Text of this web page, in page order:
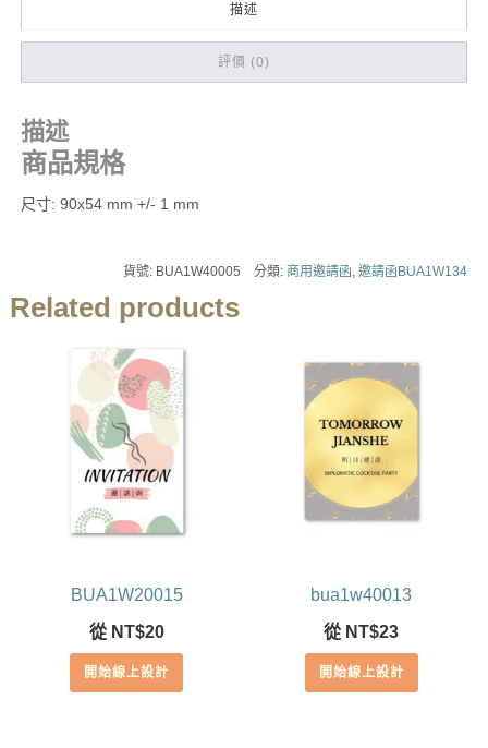
描述
評價 (0)
描述
商品規格
尺寸: 90x54 mm +/- 1 mm
貨號: BUA1W40005 分類:商用邀請函,邀請函BUA1W134
Related products
BUA1W20015
從 NT$20
開始線上設計
bua1w40013
從 NT$23
開始線上設計